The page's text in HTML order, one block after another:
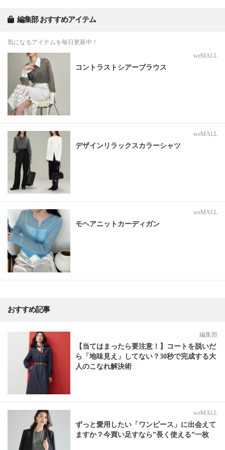
編集部 おすすめアイテム
気になるアイテムを毎日更新中！
weMALL
コントラストシアーブラウス
weMALL
デザインリラックスカラーシャツ
weMALL
モヘアニットカーディガン
おすすめ記事
編集部
【当てはまったら要注意！】コートを脱いだ
ら「地味見え」してない？30秒で完成する大
人のこなれ解決術
weMALL
ずっと愛用したい「ワンピース」に出会えて
ますか？今買い足すなら”長く使える”一枚